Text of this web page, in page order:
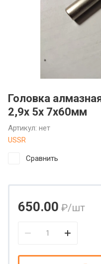
Головка
2,9х 5х 7х60мм
Артикул: нет
USSR
Сравнить
650.00 ₽/шт